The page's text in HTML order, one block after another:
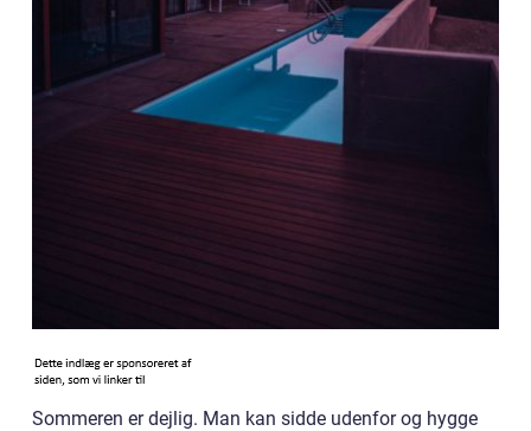
Sommeren er dejlig. Man kan sidde udenfor og hygge